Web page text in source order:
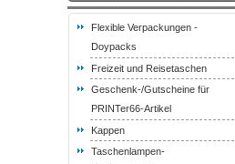
Flexible Verpackungen -
Doypacks
Freizeit und Reisetaschen
Geschenk-/Gutscheine für
PRINTer66-Artikel
Kappen
Taschenlampen-